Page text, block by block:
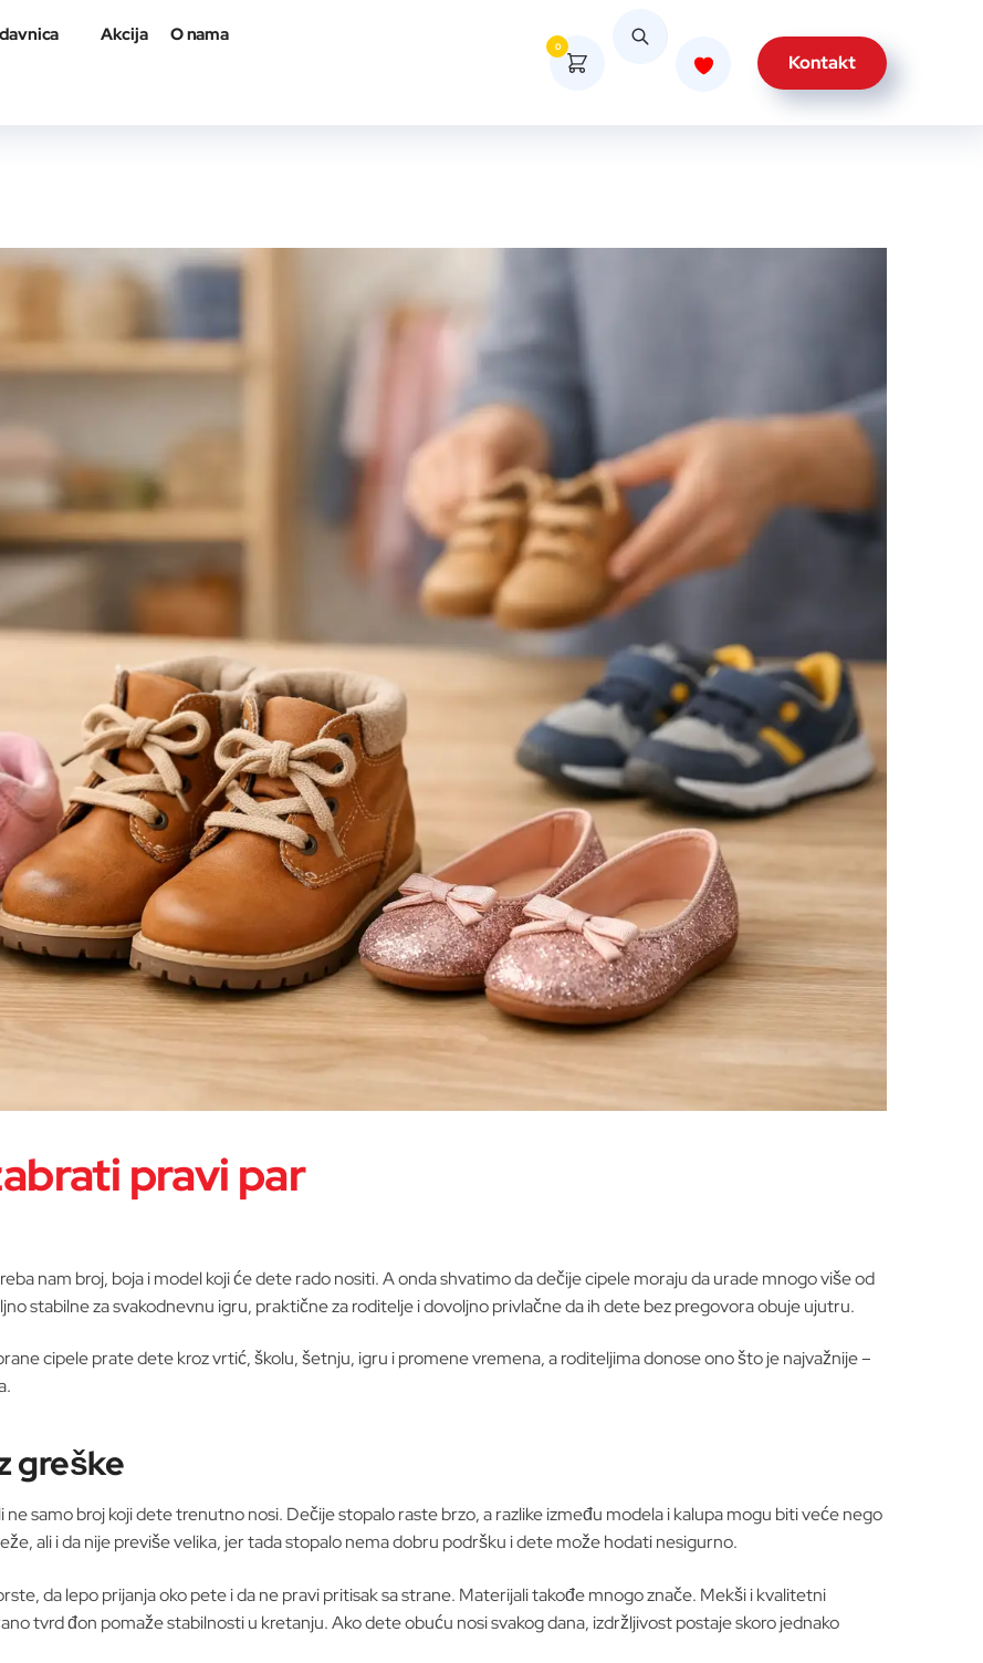
Akcija O nama
0
Kontakt
pravi par
nam broj, boja i model koji će dete rado nositi. A onda shvatimo da dečije cipele moraju da urade mnogo više od
stabilne za svakodnevnu igru, praktične za roditelje i dovoljno privlačne da ih dete bez pregovora obuje ujutru.
cipele prate dete kroz vrtić, školu, šetnju, igru i promene vremena, a roditeljima donose ono što je najvažnije –
greške
samo broj koji dete trenutno nosi. Dečije stopalo raste brzo, a razlike između modela i kalupa mogu biti veće nego
ali i da nije previše velika, jer tada stopalo nema dobru podršku i dete može hodati nesigurno.
da lepo prijanja oko pete i da ne pravi pritisak sa strane. Materijali takođe mnogo znače. Mekši i kvalitetni
tvrd đon pomaže stabilnosti u kretanju. Ako dete obuću nosi svakog dana, izdržljivost postaje skoro jednako